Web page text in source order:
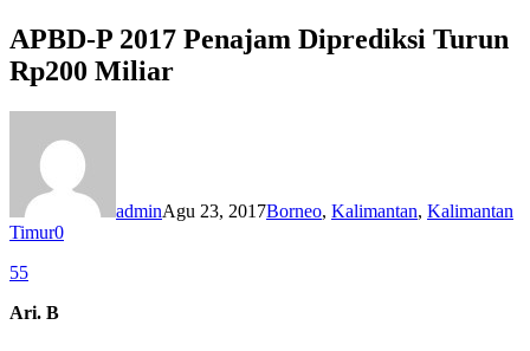
APBD-P 2017 Penajam Diprediksi Turun
Rp200 Miliar
adminAgu 23, 2017Borneo, Kalimantan, Kalimantan
Timur0
55
Ari. B